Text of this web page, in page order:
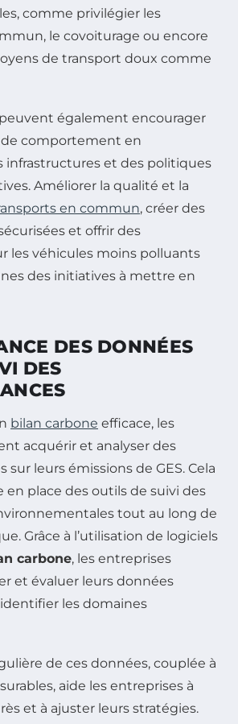
comme privilégier les
le covoiturage ou encore
de transport doux comme
également encourager
comportement en
infrastructures et des politiques
Améliorer la qualité et la
en commun, créer des
et offrir des
les véhicules moins polluants
des initiatives à mettre en
DES DONNÉES
DES
bilan carbone efficace, les
acquérir et analyser des
sur leurs émissions de GES. Cela
en place des outils de suivi des
tout au long de
Grâce à l’utilisation de logiciels
carbone, les entreprises
et évaluer leurs données
les domaines
de ces données, couplée à
aide les entreprises à
et à ajuster leurs stratégies.